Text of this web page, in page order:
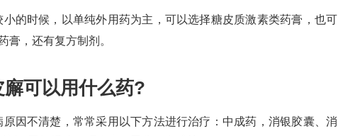
的时候，以单纯外用药为主，可以选择糖皮质激素类药膏，也可
膏，还有复方制剂。
可以用什么药?
因不清楚，常常采用以下方法进行治疗：中成药，消银胶囊、消